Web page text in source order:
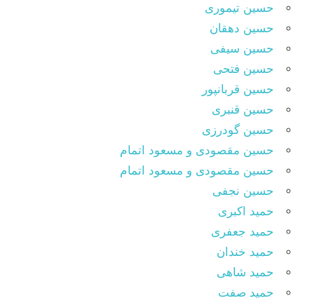
حسین تیموری
حسین دهقان
حسین سیفی
حسین فتحی
حسین قربانپور
حسین قنبری
حسین گودرزی
حسین مقصودى و مسعود اتمام
حسین مقصودی و مسعود اتمام
حسین نجفی
حمید اکبری
حمید جعفری
حمید خندان
حمید شاهی
حمید صفت